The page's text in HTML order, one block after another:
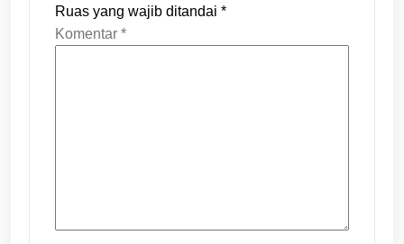
Ruas yang wajib ditandai *
Komentar *